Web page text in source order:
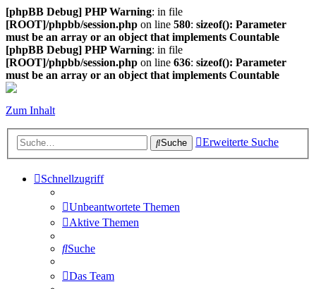
[phpBB Debug] PHP Warning: in file
[ROOT]/phpbb/session.php on line 580: sizeof(): Parameter
must be an array or an object that implements Countable
[phpBB Debug] PHP Warning: in file
[ROOT]/phpbb/session.php on line 636: sizeof(): Parameter
must be an array or an object that implements Countable
Zum Inhalt
Suche Erweiterte Suche
Schnellzugriff
Unbeantwortete Themen
Aktive Themen
Suche
Das Team